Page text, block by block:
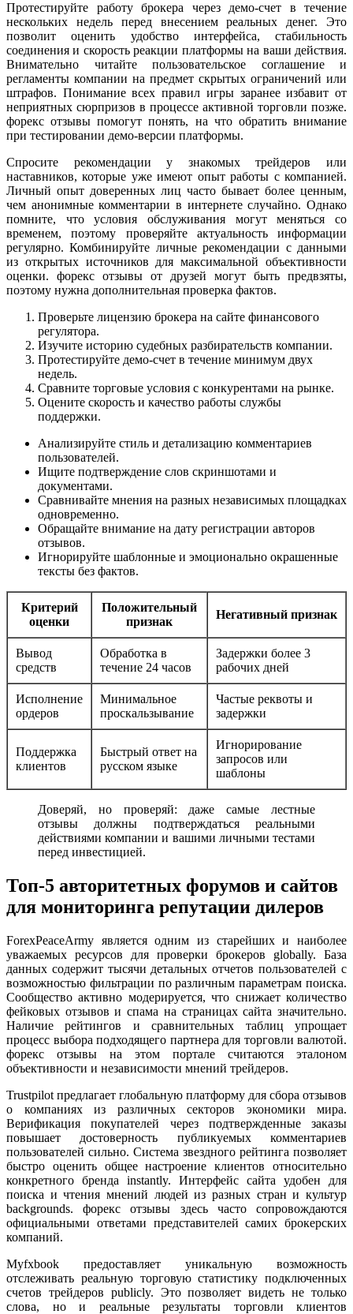
Протестируйте работу брокера через демо-счет в течение
нескольких недель перед внесением реальных денег. Это
позволит оценить удобство интерфейса, стабильность
соединения и скорость реакции платформы на ваши действия.
Внимательно читайте пользовательское соглашение и
регламенты компании на предмет скрытых ограничений или
штрафов. Понимание всех правил игры заранее избавит от
неприятных сюрпризов в процессе активной торговли позже.
форекс отзывы помогут понять, на что обратить внимание
при тестировании демо-версии платформы.
Спросите рекомендации у знакомых трейдеров или
наставников, которые уже имеют опыт работы с компанией.
Личный опыт доверенных лиц часто бывает более ценным,
чем анонимные комментарии в интернете случайно. Однако
помните, что условия обслуживания могут меняться со
временем, поэтому проверяйте актуальность информации
регулярно. Комбинируйте личные рекомендации с данными
из открытых источников для максимальной объективности
оценки. форекс отзывы от друзей могут быть предвзяты,
поэтому нужна дополнительная проверка фактов.
Проверьте лицензию брокера на сайте финансового
регулятора.
Изучите историю судебных разбирательств компании.
Протестируйте демо-счет в течение минимум двух
недель.
Сравните торговые условия с конкурентами на рынке.
Оцените скорость и качество работы службы
поддержки.
Анализируйте стиль и детализацию комментариев
пользователей.
Ищите подтверждение слов скриншотами и
документами.
Сравнивайте мнения на разных независимых площадках
одновременно.
Обращайте внимание на дату регистрации авторов
отзывов.
Игнорируйте шаблонные и эмоционально окрашенные
тексты без фактов.
Критерий
оценки
Положительный
признак
Негативный признак
Вывод
средств
Обработка в
течение 24 часов
Задержки более 3
рабочих дней
Исполнение
ордеров
Минимальное
проскальзывание
Частые реквоты и
задержки
Поддержка
клиентов
Быстрый ответ на
русском языке
Игнорирование
запросов или
шаблоны
Доверяй, но проверяй: даже самые лестные
отзывы должны подтверждаться реальными
действиями компании и вашими личными тестами
перед инвестицией.
Топ-5 авторитетных форумов и сайтов
для мониторинга репутации дилеров
ForexPeaceArmy является одним из старейших и наиболее
уважаемых ресурсов для проверки брокеров globally. База
данных содержит тысячи детальных отчетов пользователей с
возможностью фильтрации по различным параметрам поиска.
Сообщество активно модерируется, что снижает количество
фейковых отзывов и спама на страницах сайта значительно.
Наличие рейтингов и сравнительных таблиц упрощает
процесс выбора подходящего партнера для торговли валютой.
форекс отзывы на этом портале считаются эталоном
объективности и независимости мнений трейдеров.
Trustpilot предлагает глобальную платформу для сбора отзывов
о компаниях из различных секторов экономики мира.
Верификация покупателей через подтвержденные заказы
повышает достоверность публикуемых комментариев
пользователей сильно. Система звездного рейтинга позволяет
быстро оценить общее настроение клиентов относительно
конкретного бренда instantly. Интерфейс сайта удобен для
поиска и чтения мнений людей из разных стран и культур
backgrounds. форекс отзывы здесь часто сопровождаются
официальными ответами представителей самих брокерских
компаний.
Myfxbook предоставляет уникальную возможность
отслеживать реальную торговую статистику подключенных
счетов трейдеров publicly. Это позволяет видеть не только
слова, но и реальные результаты торговли клиентов